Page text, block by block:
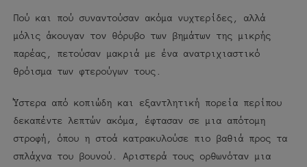
Πού και πού συναντούσαν ακόμα νυχτερίδες, αλλά
μόλις άκουγαν τον θόρυβο των βημάτων της μικρής
παρέας, πετούσαν μακριά με ένα ανατριχιαστικό
θρόισμα των φτερούγων τους.
Ύστερα από κοπιώδη και εξαντλητική πορεία περίπου
δεκαπέντε λεπτών ακόμα, έφτασαν σε μια απότομη
στροφή, όπου η στοά κατρακυλούσε πιο βαθιά προς τα
σπλάχνα του βουνού. Αριστερά τους ορθωνόταν μια